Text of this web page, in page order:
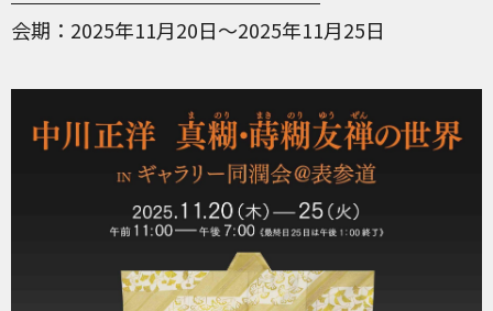
会期
2025年11月20日～2025年11月25日